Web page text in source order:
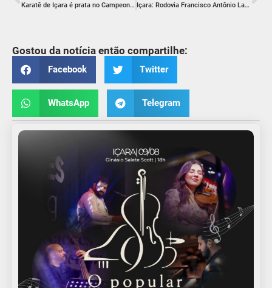
Karatê de Içara é prata no Campeonato Pan-Americano e conquista vaga no Mundial Içara: Rodovia Francisco Antônio Laurindo estará interditada até o final da tarde desta terça-feira
Gostou da notícia então compartilhe:
Facebook Twitter
WhatsApp Telegram